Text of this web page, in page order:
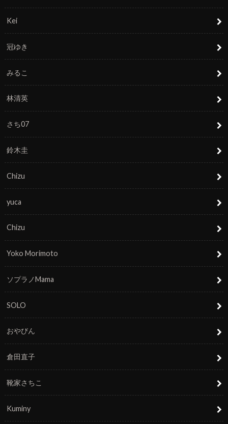
Kei
冠ゆき
みるこ
林清英
さち07
鈴木圭
Chizu
yuca
Chizu
Yoko Morimoto
ソプラノMama
SOLO
おやびん
倉田直子
靴家さちこ
Kuminy